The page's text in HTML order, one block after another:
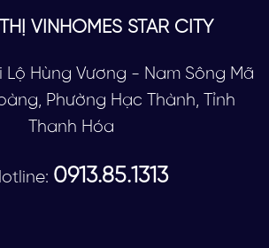
VINHOMES STAR CITY
Hùng Vương - Nam Sông Mã
Phường Hạc Thành, Tỉnh
Thanh Hóa
0913.85.1313